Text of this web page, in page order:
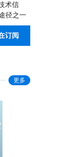
术信
径之一
订阅
更多